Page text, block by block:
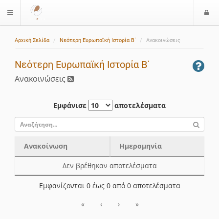
$langMenu
Αρχική Σελίδα Νεότερη Ευρωπαϊκή Ιστορία Β΄ Ανακοινώσεις
Νεότερη Ευρωπαϊκή Ιστορία Β΄
Ανακοινώσεις
Εμφάνισε αποτελέσματα
Ανακοίνωση
Ημερομηνία
Ανακοίνωση
Ημερομηνία
Δεν βρέθηκαν αποτελέσματα
Εμφανίζονται 0 έως 0 από 0 αποτελέσματα
« ‹ › »